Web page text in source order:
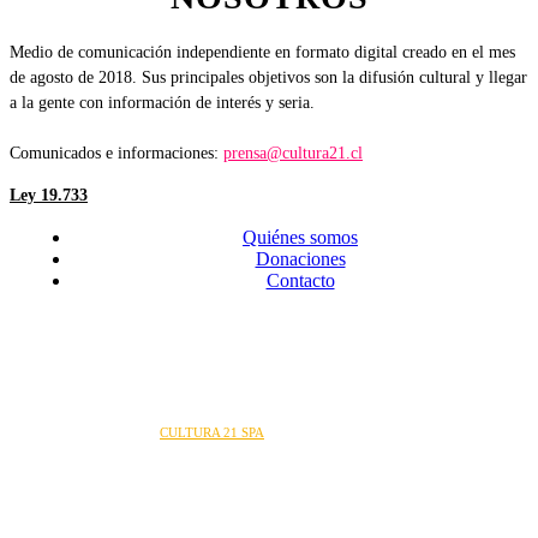
Medio de comunicación independiente en formato digital creado en el mes
de agosto de 2018. Sus principales objetivos son la difusión cultural y llegar
a la gente con información de interés y seria.
Comunicados e informaciones: prensa@cultura21.cl
Ley 19.733
Quiénes somos
Donaciones
Contacto
CULTURA 21 SPA